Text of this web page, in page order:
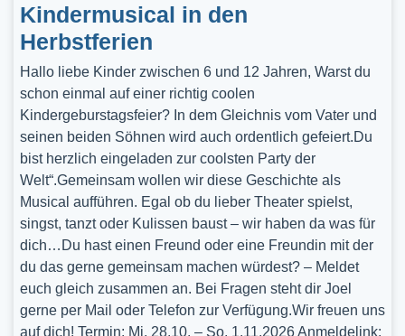
Kindermusical in den
Herbstferien
Hallo liebe Kinder zwischen 6 und 12 Jahren, Warst du
schon einmal auf einer richtig coolen
Kindergeburstagsfeier? In dem Gleichnis vom Vater und
seinen beiden Söhnen wird auch ordentlich gefeiert.Du
bist herzlich eingeladen zur coolsten Party der
Welt“.Gemeinsam wollen wir diese Geschichte als
Musical aufführen. Egal ob du lieber Theater spielst,
singst, tanzt oder Kulissen baust – wir haben da was für
dich…Du hast einen Freund oder eine Freundin mit der
du das gerne gemeinsam machen würdest? – Meldet
euch gleich zusammen an. Bei Fragen steht dir Joel
gerne per Mail oder Telefon zur Verfügung.Wir freuen uns
auf dich! Termin: Mi, 28.10. – So, 1.11.2026 Anmeldelink: